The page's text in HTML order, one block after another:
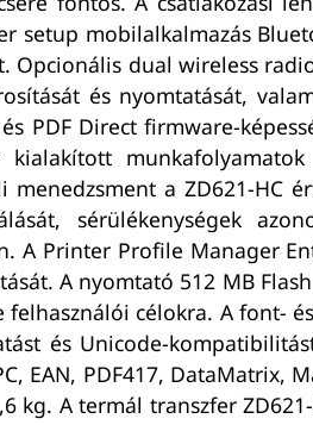
setup mobilalkalmazás
dual wireless
és nyomtatását,
PDF Direct firmware-
munkafolyamatok
a ZD621-HC
sérülékenységek
A Printer Profile Manager
A nyomtató 512 MB
célokra. A font-
és Unicode-
EAN, PDF417, DataMatrix,
kg. A termál transzfer